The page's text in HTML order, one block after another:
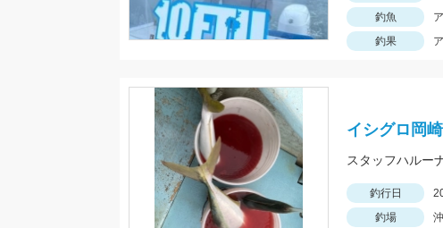
釣魚
釣果
イシグロ岡
スタッフハルー
釣行日
釣場